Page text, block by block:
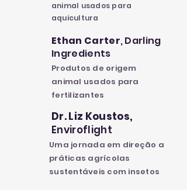
animal usados para
aquicultura
Ethan Carter, Darling
Ingredients
Produtos de origem
animal usados para
fertilizantes
Dr. Liz Koustos,
Enviroflight
Uma jornada em direção a
práticas agrícolas
sustentáveis com insetos